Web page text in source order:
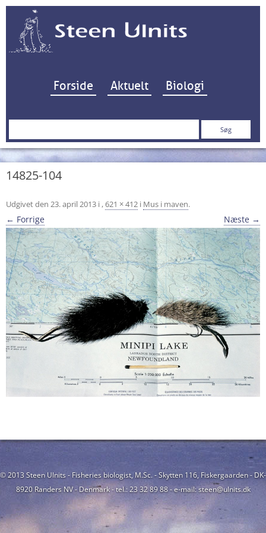
Hop til indhold
Forside Aktuelt Biologi
Søg
14825-104
Udgivet den 23. april 2013 i ,621 × 412 i Mus i maven.
← Forrige Næste →
© 2013 Steen Ulnits - Fisheries biologist, M.Sc. - Skytten 116, Fiskergaarden - DK-
8920 Randers NV - Denmark - tel.: 23 32 89 88 - e-mail: steen@ulnits.dk